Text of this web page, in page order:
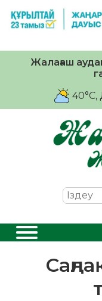
Жалағаш
40°C,